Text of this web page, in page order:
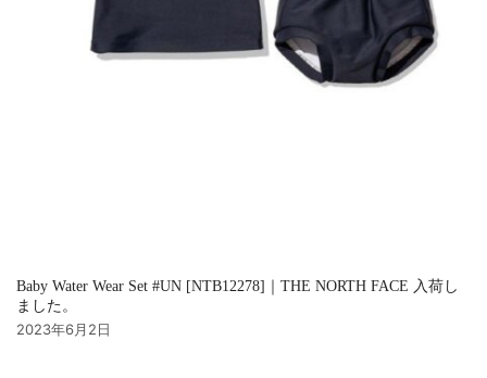
Baby Water Wear Set #UN [NTB12278]｜THE NORTH FACE 入荷し
ました。
2023年6月2日